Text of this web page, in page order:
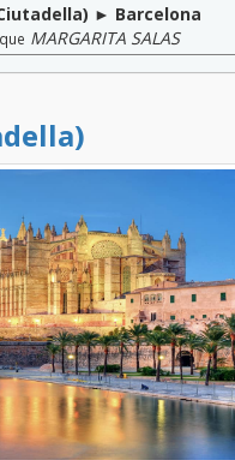
► Barcelona
MARGARITA SALAS